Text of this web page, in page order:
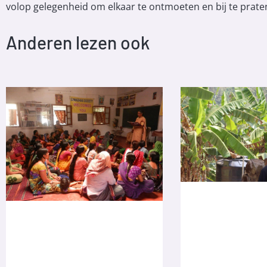
volop gelegenheid om elkaar te ontmoeten en bij te
Anderen lezen ook